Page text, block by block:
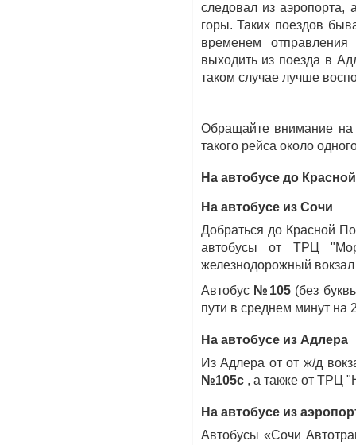
следовал из аэропорта,
горы. Таких поездов
временем
выходить из поезда в
таком случае лучше
Обращайте внимание на
такого рейса около
На автобусе до
На автобусе из Сочи
Добраться до Красной
автобусы от ТРЦ
железнодорожный
Автобус №105(без
пути в среднем минут на
На автобусе из Адлера
Из Адлера от от ж/д
№105с, а также от ТРЦ
На автобусе из
Автобусы «Сочи